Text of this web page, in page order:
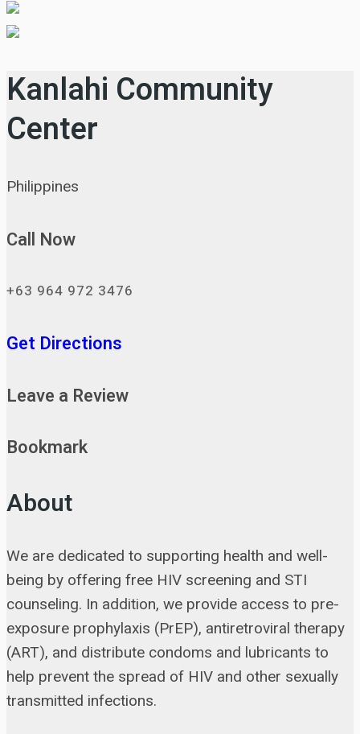
Kanlahi Community
Center
Philippines
Call Now
+63 964 972 3476
Get Directions
Leave a Review
Bookmark
About
We are dedicated to supporting health and well-
being by offering free HIV screening and STI
counseling. In addition, we provide access to pre-
exposure prophylaxis (PrEP), antiretroviral therapy
(ART), and distribute condoms and lubricants to
help prevent the spread of HIV and other sexually
transmitted infections.